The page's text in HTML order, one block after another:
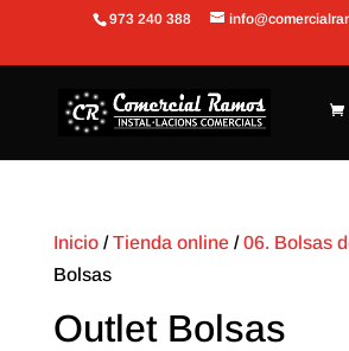
Abrir barra de herramientas
973 240 388
Inicio/Tienda online/06. Bolsas
Bolsas
Outlet Bolsas